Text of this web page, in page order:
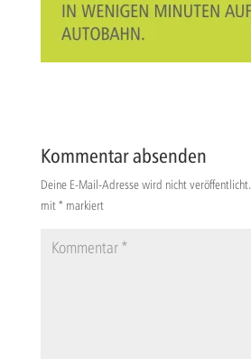
Kommentar absenden
Deine E-Mail-Adresse wird nicht veröffentlicht.
mit*markiert